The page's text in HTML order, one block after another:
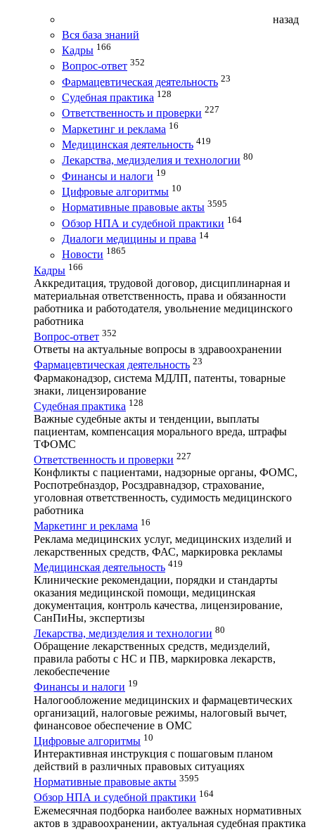
назад
Вся база знаний
Кадры 166
Вопрос-ответ 352
Фармацевтическая деятельность 23
Судебная практика 128
Ответственность и проверки 227
Маркетинг и реклама 16
Медицинская деятельность 419
Лекарства, медизделия и технологии 80
Финансы и налоги 19
Цифровые алгоритмы 10
Нормативные правовые акты 3595
Обзор НПА и судебной практики 164
Диалоги медицины и права 14
Новости 1865
Кадры 166
Аккредитация, трудовой договор, дисциплинарная и
материальная ответственность, права и обязанности
работника и работодателя, увольнение медицинского
работника
Вопрос-ответ 352
Ответы на актуальные вопросы в здравоохранении
Фармацевтическая деятельность 23
Фармаконадзор, система МДЛП, патенты, товарные
знаки, лицензирование
Судебная практика 128
Важные судебные акты и тенденции, выплаты
пациентам, компенсация морального вреда, штрафы
ТФОМС
Ответственность и проверки 227
Конфликты с пациентами, надзорные органы, ФОМС,
Роспотребназдор, Росздравнадзор, страхование,
уголовная ответственность, судимость медицинского
работника
Маркетинг и реклама 16
Реклама медицинских услуг, медицинских изделий и
лекарственных средств, ФАС, маркировка рекламы
Медицинская деятельность 419
Клинические рекомендации, порядки и стандарты
оказания медицинской помощи, медицинская
документация, контроль качества, лицензирование,
СанПиНы, экспертизы
Лекарства, медизделия и технологии 80
Обращение лекарственных средств, медизделий,
правила работы с НС и ПВ, маркировка лекарств,
лекобеспечение
Финансы и налоги 19
Налогообложение медицинских и фармацевтических
организаций, налоговые режимы, налоговый вычет,
финансовое обеспечение в ОМС
Цифровые алгоритмы 10
Интерактивная инструкция с пошаговым планом
действий в различных правовых ситуациях
Нормативные правовые акты 3595
Обзор НПА и судебной практики 164
Ежемесячная подборка наиболее важных нормативных
актов в здравоохранении, актуальная судебная практика